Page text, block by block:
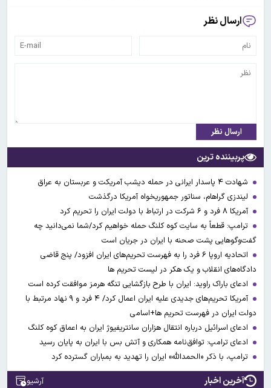
ارسال نظر
ارسال نظر
پربیننده ترین
شهادت ۴ پاسدار ایرانی در حمله دیشب آمریکت و عربستان به عراق
لیندزی گراهام، سناتور جمهوریخواه آمریکا درگذشت
آمریکا ۸ فرد و ۶ شرکت در ارتباط با دولت ایران را تحریم کرد
ترامپ: قطعاً به سایت کوه کلنگ حمله خواهیم کرد/شما نمی‌دانید چه
گفت‌وگوهایی پشت صحنه با ایران در جریان است
اتحادیه اروپا ۶ فرد را به فهرست تحریم‌های ایران افزود/ پنج قاضی
دادگاه‌های انقلاب و یک هکر در لیست تحریم ها
ادعای باراک راوید: ایران با طرح بازگشایی تنگه هرمز موافقت کرده است
آمریکا تحریم‌های جدیدی علیه ایران اعمال کرد/ ۴ فرد و ۹ نهاد مرتبط با
دولت ایران در فهرست تحریم ها+اسامی
ادعای اسرائیل درباره انتقال هزاران سانتریفیوژ ایران به اعماق کوه کلنگ
ادعای ترامپ: توافق‌نامه همکاری و آتش بس با ایران به پایان رسید
ترامپ، با ذکر «الحمدالله» ایران را تهدید به بمباران گسترده کرد
آخرین اخبار آرشیو